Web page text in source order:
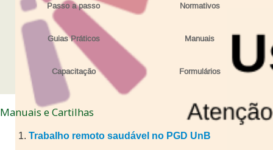
Passo a passo Normativos
Guias Práticos Manuais
Capacitação Formulários
Manuais e Cartilhas
1. Trabalho remoto saudável no PGD UnB